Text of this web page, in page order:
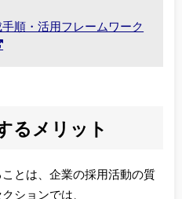
順・活用フレームワーク
るメリット
とは、企業の採用活動の質
ションでは、